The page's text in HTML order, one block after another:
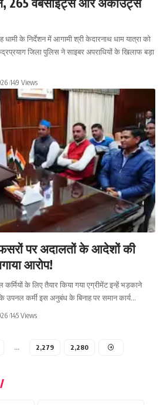
के निर्देशन में आगामी श्री केदारनाथ धाम यात्रा को
जिला पुलिस ने साइबर अपराधियों के खिलाफ बड़ा
149 Views
पर अदालतों के आदेशों की
आरोप!
के लिए तैयार किया गया एग्रीमेंट इन्हें भड़काने
उपनल कर्मी इस अनुबंध के बिनाह पर समान कार्य…
145 Views
… 2,279 2,280